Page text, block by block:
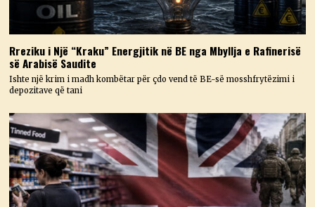
Rreziku i Një “Kraku” Energjitik në BE nga Mbyllja e Rafinerisë
së Arabisë Saudite
Ishte një krim i madh kombëtar për çdo vend të BE-së mosshfrytëzimi i
depozitave që tani